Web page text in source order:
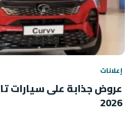
إعلانات
عروض جذابة على سيارات
2026